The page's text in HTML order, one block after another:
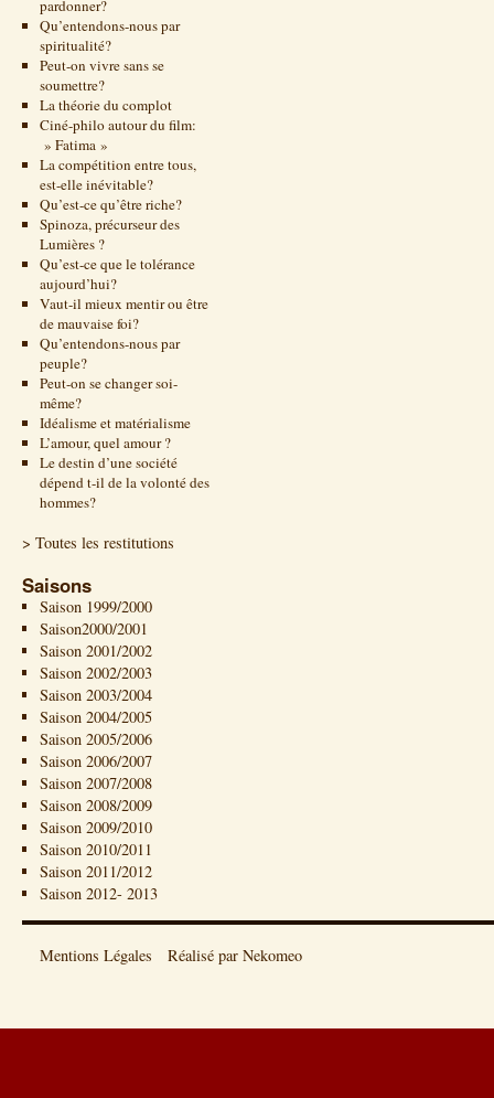
pardonner?
Qu’entendons-nous par
spiritualité?
Peut-on vivre sans se
soumettre?
La théorie du complot
Ciné-philo autour du film:
» Fatima »
La compétition entre tous,
est-elle inévitable?
Qu’est-ce qu’être riche?
Spinoza, précurseur des
Lumières ?
Qu’est-ce que le tolérance
aujourd’hui?
Vaut-il mieux mentir ou être
de mauvaise foi?
Qu’entendons-nous par
peuple?
Peut-on se changer soi-
même?
Idéalisme et matérialisme
L’amour, quel amour ?
Le destin d’une société
dépend t-il de la volonté des
hommes?
> Toutes les restitutions
Saisons
Saison 1999/2000
Saison2000/2001
Saison 2001/2002
Saison 2002/2003
Saison 2003/2004
Saison 2004/2005
Saison 2005/2006
Saison 2006/2007
Saison 2007/2008
Saison 2008/2009
Saison 2009/2010
Saison 2010/2011
Saison 2011/2012
Saison 2012- 2013
Mentions Légales Réalisé par Nekomeo